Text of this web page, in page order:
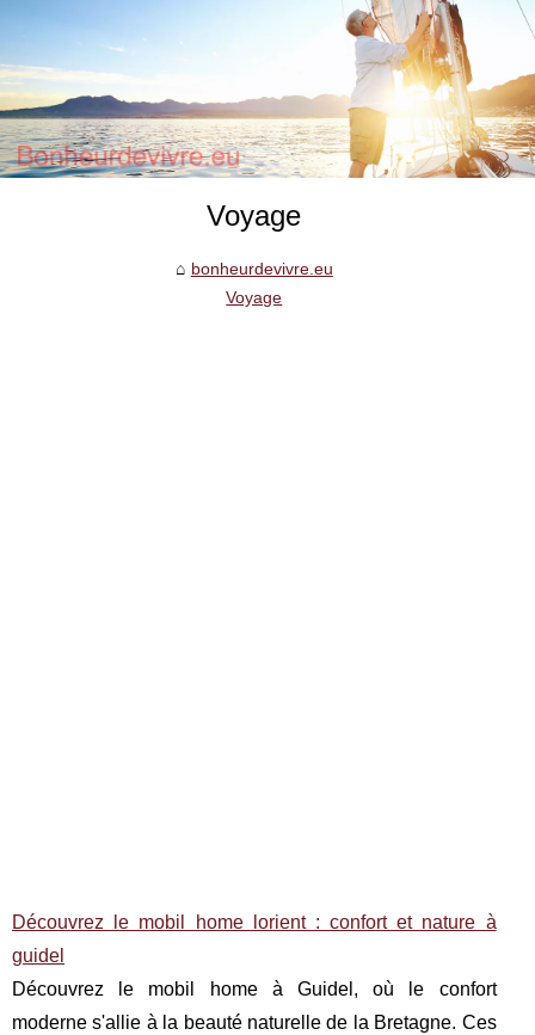
Voyage
bonheurdevivre.eu
Voyage
Découvrez le mobil home lorient : confort et nature à
guidel
Découvrez le mobil home à Guidel, où le confort
moderne s'allie à la beauté naturelle de la Bretagne. Ces